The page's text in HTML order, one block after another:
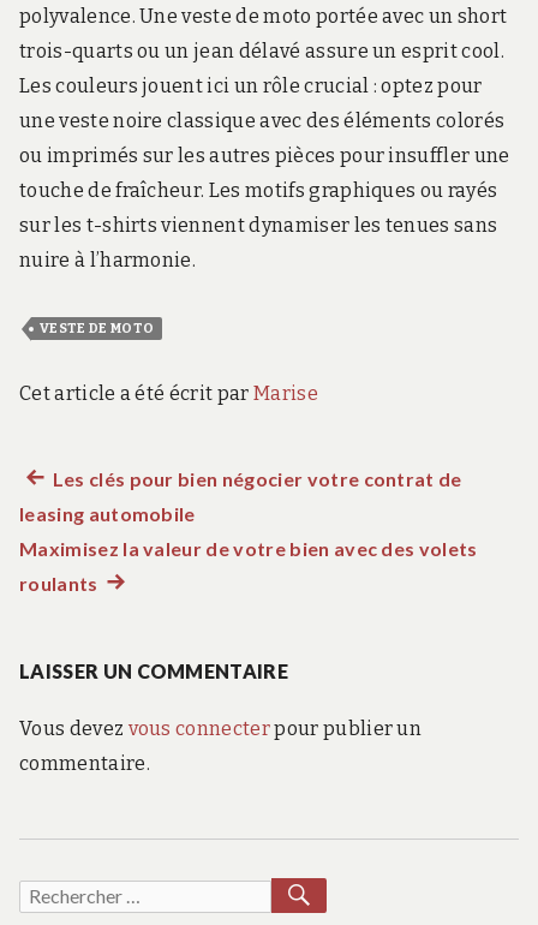
polyvalence. Une veste de moto portée avec un short
trois-quarts ou un jean délavé assure un esprit cool.
Les couleurs jouent ici un rôle crucial : optez pour
une veste noire classique avec des éléments colorés
ou imprimés sur les autres pièces pour insuffler une
touche de fraîcheur. Les motifs graphiques ou rayés
sur les t-shirts viennent dynamiser les tenues sans
nuire à l’harmonie.
VESTE DE MOTO
Cet article a été écrit par Marise
Navigation
de
Article
précédent :
Les clés pour bien négocier votre contrat de
leasing automobile
Maximisez la valeur de votre bien avec des volets
roulants Article
LAISSER UN COMMENTAIRE
Vous devez vous connecterpour publier un
commentaire.
Recherche